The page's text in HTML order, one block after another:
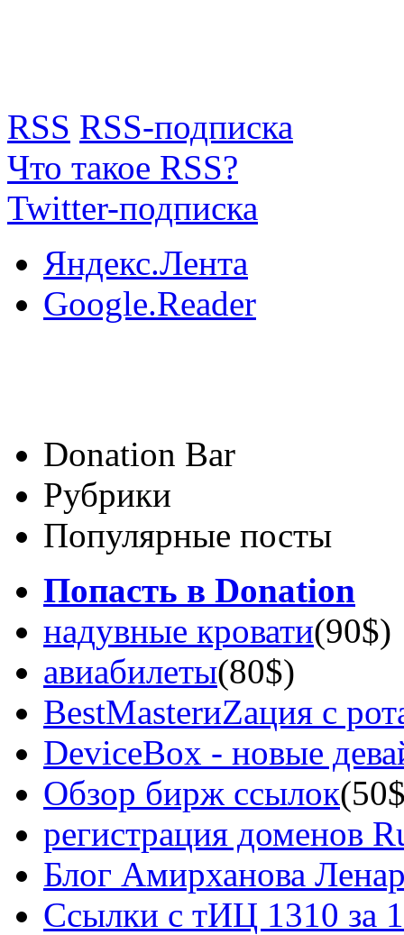
RSS RSS-подписка
Что такое RSS?
Twitter-подписка
Яндекс.Лента
Google.Reader
Donation Bar
Рубрики
Популярные посты
Попасть в Donation
надувные кровати(90$)
авиабилеты(80$)
BestMasterиZация с
DeviceBox - новые
Обзор бирж ссылок
регистрация доменов
Блог Амирханова
Ссылки с тИЦ 1310 за